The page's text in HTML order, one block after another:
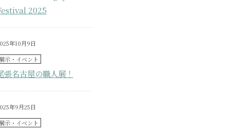
2025
年10月9日
示・イベント
張名古屋の職人展！
年9月25日
示・イベント